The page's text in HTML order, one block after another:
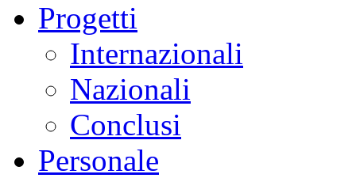
Progetti
Internazionali
Nazionali
Conclusi
Personale